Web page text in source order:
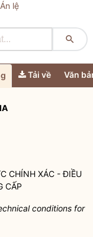
Án lệ

Tải về Văn
CHÍNH XÁC - ĐIỀU
CẤP
conditions for